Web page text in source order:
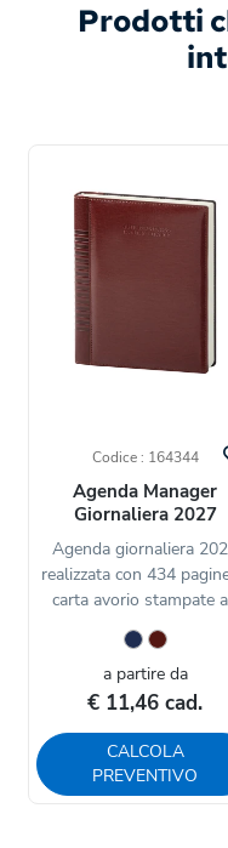
Prodotti
Codice : 164344
Agenda Manager
Giornaliera 2027
Agenda giornaliera
realizzata con 434
carta avorio stampate
a partire da
€ 11,46 cad.
CALCOLA
PREVENTIVO